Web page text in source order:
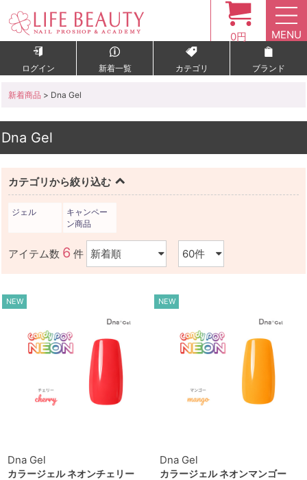
0円 MENU
ログイン 新着一覧 カテゴリ ブランド
新着商品 > Dna Gel
Dna Gel
カテゴリから絞り込む
ジェル
キャンペー
ン商品
アイテム数 6 件
NEW
Dna Gel
カラージェル ネオンチェリー
NEW
Dna Gel
カラージェル ネオンマンゴー